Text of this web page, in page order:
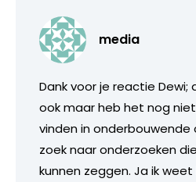
media
Dank voor je reactie Dewi;
ook maar heb het nog
vinden in onderbouwende
zoek naar onderzoeken
kunnen zeggen. Ja ik